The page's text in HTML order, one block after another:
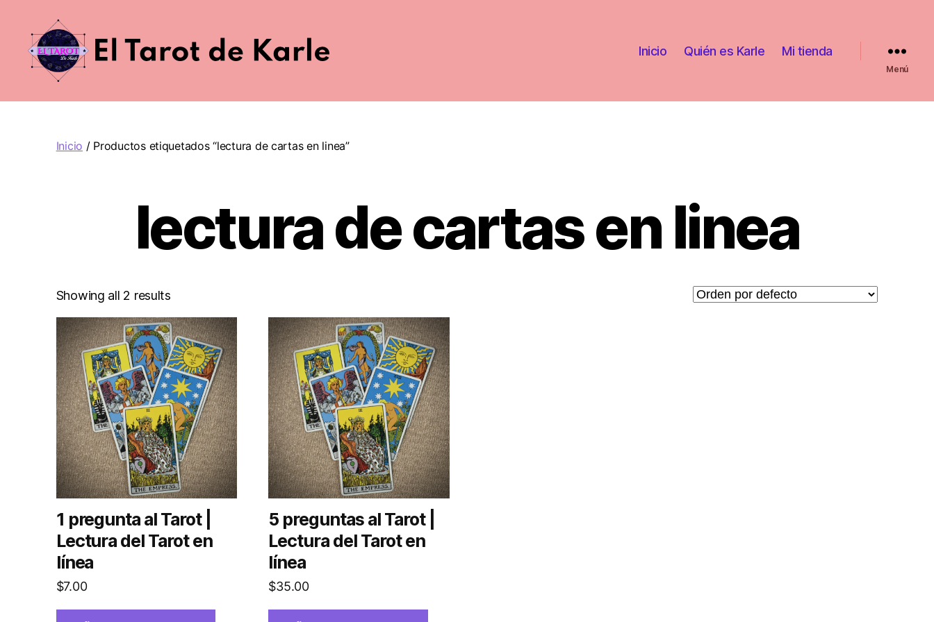
Tarot
Inicio Quién es Karle Mi tienda
Menú
Inicio / Productos etiquetados “lectura de cartas en linea”
lectura de cartas en linea
Showing all 2 results
1 pregunta al Tarot |
Lectura del Tarot en
línea
$7.00
5 preguntas al Tarot |
Lectura del Tarot en
línea
$35.00